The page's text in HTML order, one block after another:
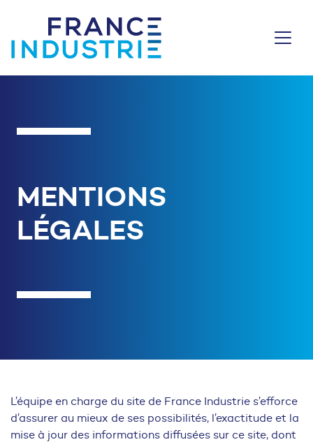
MENTIONS
LÉGALES
L’équipe en charge du site de France Industrie s’efforce
d’assurer au mieux de ses possibilités, l’exactitude et la
mise à jour des informations diffusées sur ce site, dont